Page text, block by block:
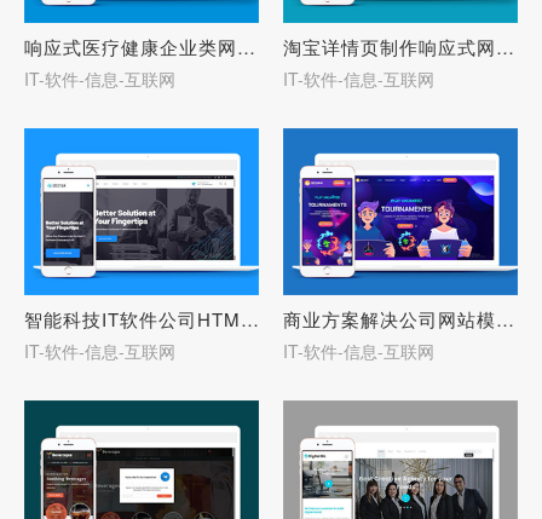
响应式医疗健康企业类网站模板-27771
IT-软件-信息-互联网
淘宝详情页制作响应式网站模板-27770
IT-软件-信息-互联网
智能科技IT软件公司HTML5模板-27761
IT-软件-信息-互联网
商业方案解决公司网站模板-27754
IT-软件-信息-互联网